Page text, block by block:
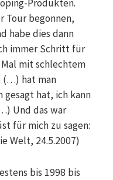
Produkten.
Tour begonnen,
habe dies dann
immer Schritt für
mit schlechtem
(…) hat man
hat, ich kann
Und das war
für mich zu sagen:
Welt, 24.5.2007)
bis 1998 bis